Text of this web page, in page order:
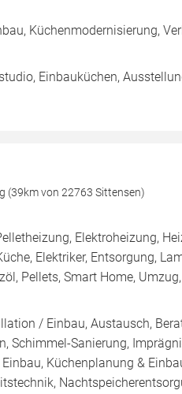
Küchenmodernisierung,
Einbauküchen,
(39km von 22763 Sittensen)
Elektroheizung,
Elektriker, Entsorgung,
Pellets, Smart Home,
/ Einbau, Austausch,
Schimmel-Sanierung,
Küchenplanung &